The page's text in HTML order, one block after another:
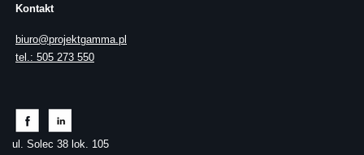
Kontakt
biuro@projektgamma.pl
tel.: 505 273 550
ul. Solec 38 lok. 105